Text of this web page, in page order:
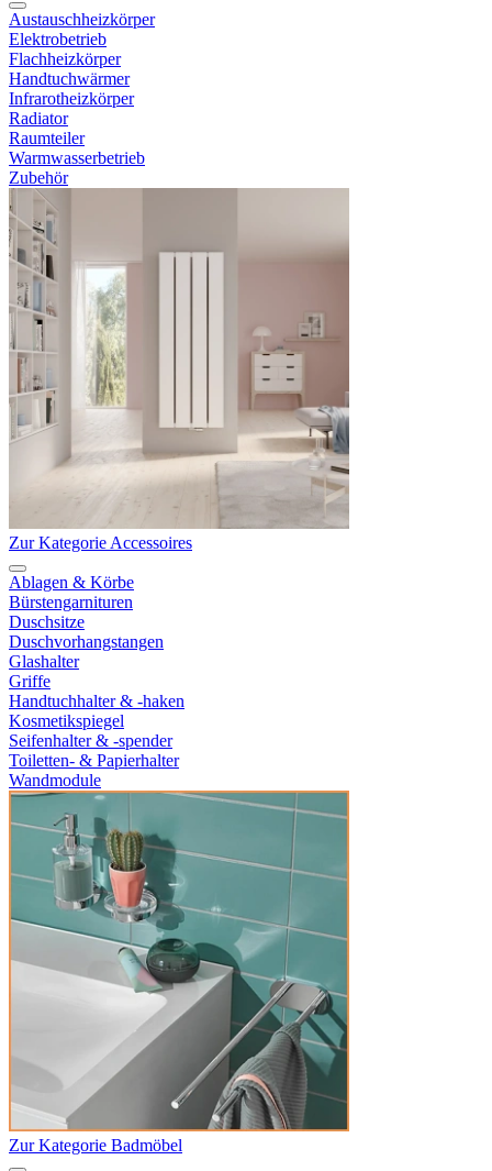
Austauschheizkörper
Elektrobetrieb
Flachheizkörper
Handtuchwärmer
Infrarotheizkörper
Radiator
Raumteiler
Warmwasserbetrieb
Zubehör
Zur Kategorie Accessoires
Ablagen & Körbe
Bürstengarnituren
Duschsitze
Duschvorhangstangen
Glashalter
Griffe
Handtuchhalter & -haken
Kosmetikspiegel
Seifenhalter & -spender
Toiletten- & Papierhalter
Wandmodule
Zur Kategorie Badmöbel